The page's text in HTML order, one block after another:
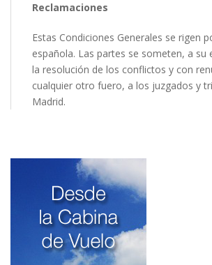
Reclamaciones
Estas Condiciones Generales se rigen
española. Las partes se someten, a su
la resolución de los conflictos y con
cualquier otro fuero, a los juzgados y
Madrid.